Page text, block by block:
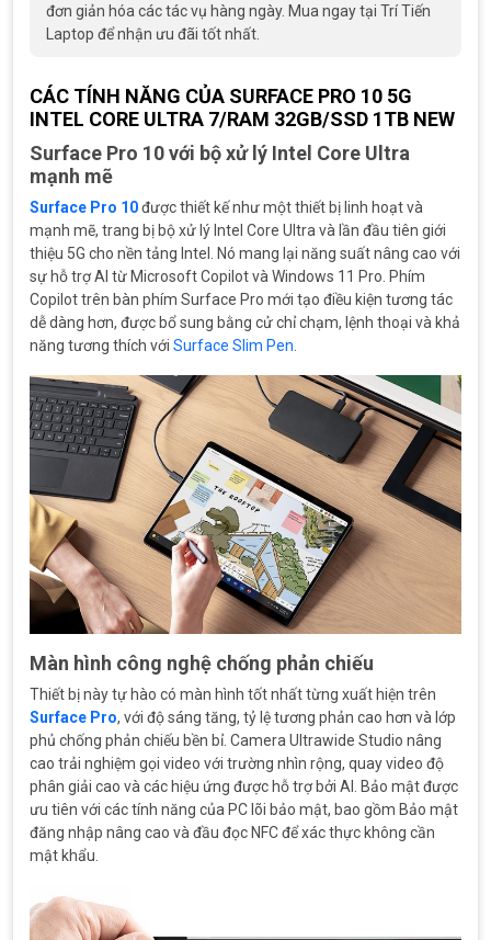
đơn giản hóa các tác vụ hàng ngày. Mua ngay tại Trí Tiến
Laptop để nhận ưu đãi tốt nhất.
CÁC TÍNH NĂNG CỦA SURFACE PRO 10 5G
INTEL CORE ULTRA 7/RAM 32GB/SSD 1TB NEW
Surface Pro 10 với bộ xử lý Intel Core Ultra
mạnh mẽ
Surface Pro 10được thiết kế như một thiết bị linh hoạt và
mạnh mẽ, trang bị bộ xử lý Intel Core Ultra và lần đầu tiên giới
thiệu 5G cho nền tảng Intel. Nó mang lại năng suất nâng cao với
sự hỗ trợ AI từ Microsoft Copilot và Windows 11 Pro. Phím
Copilot trên bàn phím Surface Pro mới tạo điều kiện tương tác
dễ dàng hơn, được bổ sung bằng cử chỉ chạm, lệnh thoại và khả
năng tương thích với Surface Slim Pen
Màn hình công nghệ chống phản chiếu
Thiết bị này tự hào có màn hình tốt nhất từng xuất hiện trên
Surface Pro, với độ sáng tăng, tỷ lệ tương phản cao hơn và lớp
phủ chống phản chiếu bền bỉ. Camera Ultrawide Studio nâng
cao trải nghiệm gọi video với trường nhìn rộng, quay video độ
phân giải cao và các hiệu ứng được hỗ trợ bởi AI. Bảo mật được
ưu tiên với các tính năng của PC lõi bảo mật, bao gồm Bảo mật
đăng nhập nâng cao và đầu đọc NFC để xác thực không cần
mật khẩu.